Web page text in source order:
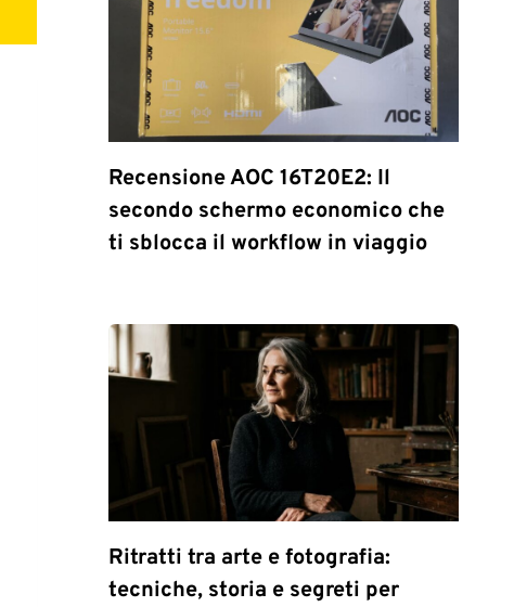
Recensione AOC 16T20E2: Il
secondo schermo economico che
ti sblocca il workflow in viaggio
Ritratti tra arte e fotografia:
tecniche, storia e segreti per